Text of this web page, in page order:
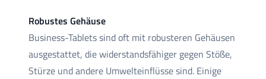
Robustes Gehäuse
Business-Tablets sind oft mit robusteren Gehäusen
ausgestattet, die widerstandsfähiger gegen Stöße,
Stürze und andere Umwelteinflüsse sind. Einige